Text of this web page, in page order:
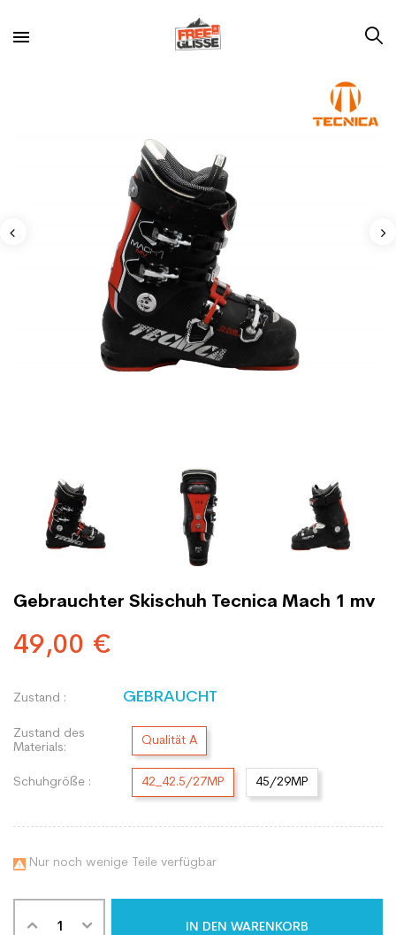
Gebrauchter Skischuh Tecnica Mach 1 mv
49,00 €
Zustand : GEBRAUCHT
Zustand des
Materials:
Qualität A
Schuhgröße : 42_42.5/27MP 45/29MP
 Nur noch wenige Teile verfügbar
IN DEN WARENKORB